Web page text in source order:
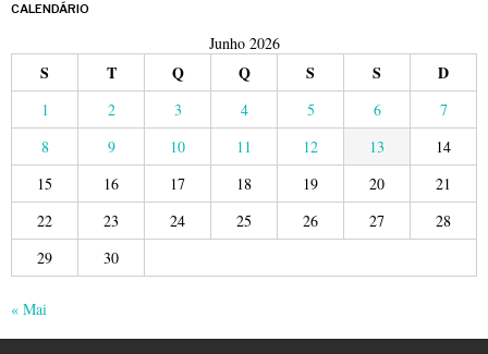
CALENDÁRIO
Junho 2026
S T Q Q S S D
1 2 3 4 5 6
7
8
9 10 11 12 13
14
15
16 17 18 19 20
21
22
23 24 25 26 27
28
29
30
« Mai